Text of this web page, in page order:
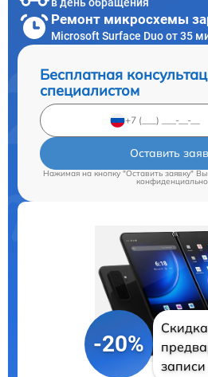
Ремонт микросхемы
Microsoft Surface Duo от 35
Бесплатная
специалистом
Оставить
Нажимая на кнопку "Оставить заявку"
-20%